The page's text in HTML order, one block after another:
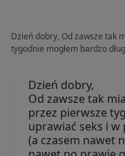
Dzień dobry, Od zawsze tak
tygodnie mogłem bardzo
Dzień dobry,
Od zawsze tak
przez pierwsze
uprawiać seks i w
(a czasem nawet